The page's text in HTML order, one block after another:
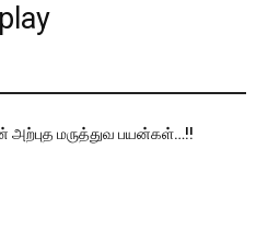
அற்புத மருத்துவ பயன்கள்…!!